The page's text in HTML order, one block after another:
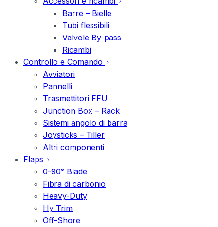
Barre – Bielle
Tubi flessibili
Valvole By-pass
Ricambi
Controllo e Comando
Avviatori
Pannelli
Trasmettitori FFU
Junction Box – Rack
Sistemi angolo di barra
Joysticks – Tiller
Altri componenti
Flaps
0-90° Blade
Fibra di carbonio
Heavy-Duty
Hy Trim
Off-Shore